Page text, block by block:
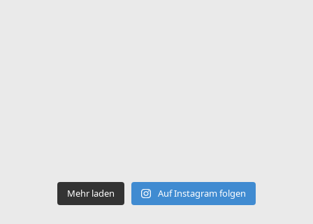
Mehr laden Auf Instagram folgen